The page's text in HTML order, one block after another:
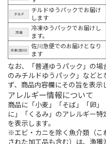
チルドゆうパックでお届け
します
冷凍ゆうパックでお届けし
ます。
佐川急便でのお届けとなり
ます
なお、「普通ゆうパック」の
のみチルドゆうパック」など
ず、商品内容欄にその旨を表示
アレルギー情報について
商品に「小麦」「そば」「卵
に」「くるみ」のアレルギー
を表示します。
※エビ・カニを除く魚介類（こ
された加工品も含む）は、漁